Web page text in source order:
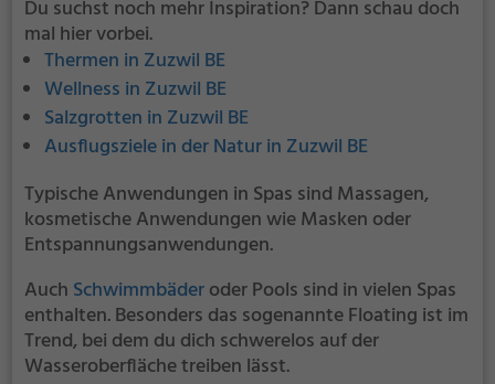
Du suchst noch mehr Inspiration? Dann schau doch
mal hier vorbei.
Thermen in Zuzwil BE
Wellness in Zuzwil BE
Salzgrotten in Zuzwil BE
Ausflugsziele in der Natur in Zuzwil BE
Typische Anwendungen in Spas sind Massagen,
kosmetische Anwendungen wie Masken oder
Entspannungsanwendungen.
Auch Schwimmbäderoder Pools sind in vielen Spas
enthalten. Besonders das sogenannte Floating ist im
Trend, bei dem du dich schwerelos auf der
Wasseroberfläche treiben lässt.